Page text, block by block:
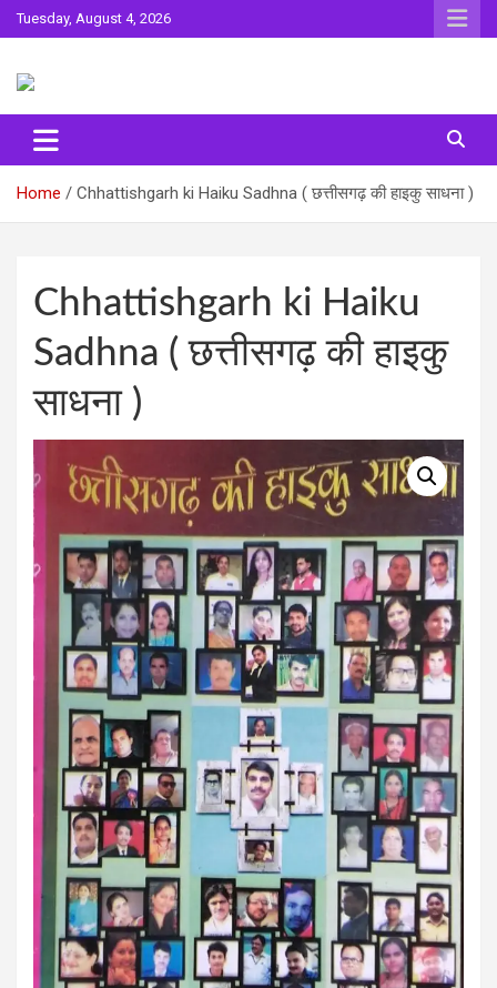
Skip
to
Tuesday, August 4, 2026
Surta
Home Chhattishgarh ki Haiku Sadhna ( छत्तीसगढ़ की हाइकु साधना )
Chhattishgarh ki Haiku
Sadhna ( छत्तीसगढ़ की हाइकु
साधना )